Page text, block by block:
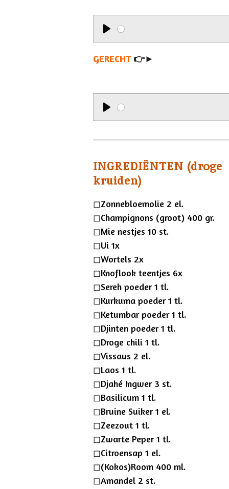
P
l
GERECHT 👉►
P
y
INGREDIËNTEN (droge
kruiden)
◻︎Zonnebloemolie 2 el.
◻︎Champignons (groot) 400 gr.
◻︎Mie nestjes 10 st.
◻︎Ui 1x
◻︎Wortels 2x
◻︎Knoflook teentjes 6x
◻︎Sereh poeder 1 tl.
◻︎Kurkuma poeder 1 tl.
◻︎Ketumbar poeder 1 tl.
◻︎Djinten poeder 1 tl.
◻︎Droge chili 1 tl.
◻︎Vissaus 2 el.
◻︎Laos 1 tl.
◻︎Djahé Ingwer 3 st.
◻︎Basilicum 1 tl.
◻︎Bruine Suiker 1 el.
◻︎Zeezout 1 tl.
◻︎Zwarte Peper 1 tl.
◻︎Citroensap 1 el.
◻︎(Kokos)Room 400 ml.
◻︎Amandel 2 st.